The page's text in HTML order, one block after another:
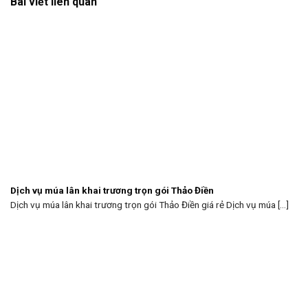
Dịch vụ múa lân khai trương trọn gói Thảo Điền
Dịch vụ múa lân khai trương trọn gói Thảo Điền giá rẻ Dịch vụ múa [...]